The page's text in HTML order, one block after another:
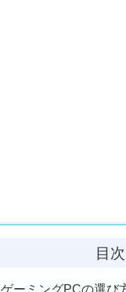
目次
ゲーミングPCの選び